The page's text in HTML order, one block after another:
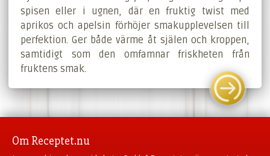
spisen eller i ugnen, där en fruktig twist med
aprikos och apelsin förhöjer smakupplevelsen till
perfektion. Ger både värme åt själen och kroppen,
samtidigt som den omfamnar friskheten från
fruktens smak.
Om Receptet.nu